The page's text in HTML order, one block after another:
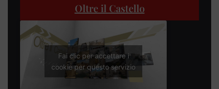
Oltre il Castello
Fai clic per accettare i
cookie per questo servizio